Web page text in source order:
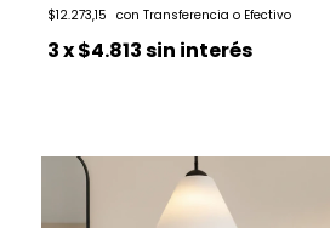
$12.273,15
3x$4.813sin interés